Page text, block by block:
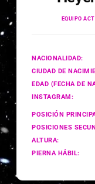
EQUIPO
NACIONALIDAD:
CIUDAD DE
EDAD (FECHA DE
INSTAGRAM:
POSICIÓN
POSICIONES
ALTURA:
PIERNA HÁBIL: